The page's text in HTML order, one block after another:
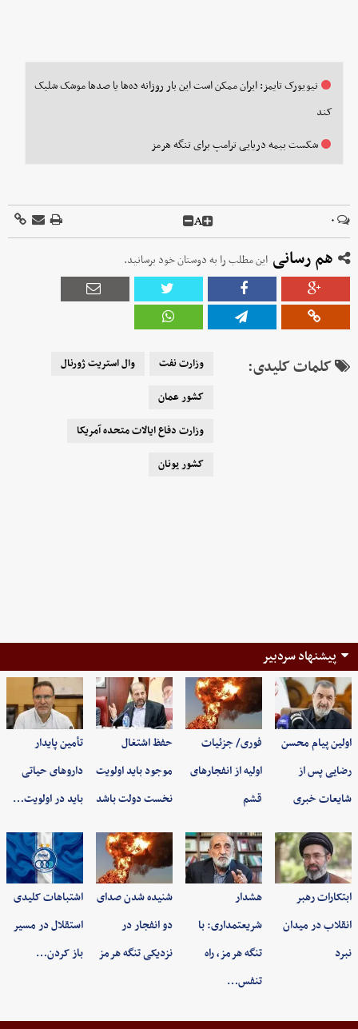
نیویورک تایمز: ایران ممکن است این بار روزانه ده‌ها یا صدها موشک شلیک
کند
شکست بیمه دریایی ترامپ برای تنگه هرمز
۰ A
هم رسانی این مطلب را به دوستان خود برسانید.
کلمات کلیدی: وزارت نفت
وال استریت ژورنال
کشور عمان
وزارت دفاع ایالات متحده آمریکا
کشور یونان
پیشنهاد سردبیر
اولین پیام محسن
رضایی پس از
شایعات خبری
فوری/ جزئیات
اولیه از انفجارهای
قشم
حفظ اشتغال
موجود باید اولویت
نخست دولت باشد
تأمین پایدار
داروهای حیاتی
باید در اولویت…
ابتکارات رهبر
انقلاب در میدان
نبرد
هشدار
شریعتمداری: با
تنگه هرمز، راه
تنفس…
شنیده شدن صدای
دو انفجار در
نزدیکی تنگه هرمز
اشتباهات کلیدی
استقلال در مسیر
باز کردن…